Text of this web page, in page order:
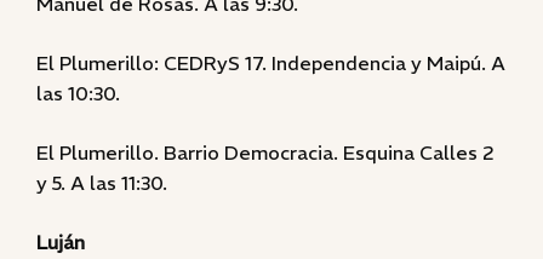
El Plumerillo: CEDRyS 17. Independencia y Maipú. A
las 10:30.
El Plumerillo. Barrio Democracia. Esquina Calles 2
y 5. A las 11:30.
Luján